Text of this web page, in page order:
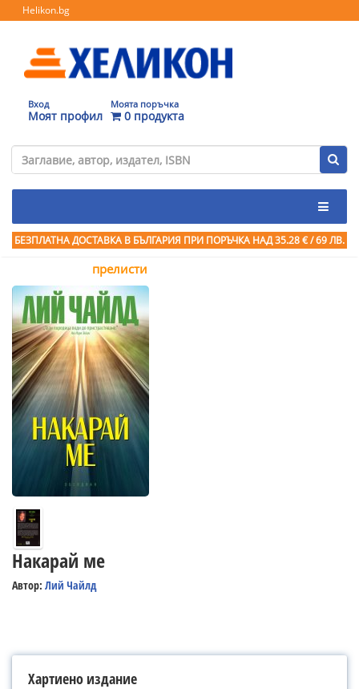
Helikon.bg
Вход
Моят профил
Моята поръчка
0 продукта
БЕЗПЛАТНА ДОСТАВКА В БЪЛГАРИЯ ПРИ ПОРЪЧКА НАД 35.28 € / 69 ЛВ.
прелисти
Накарай ме
Автор: Лий Чайлд
Хартиено издание